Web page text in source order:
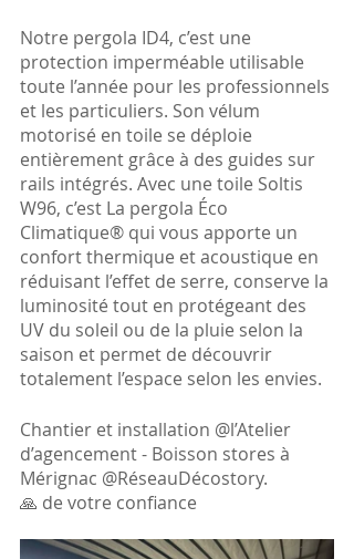
Notre pergola ID4, c’est une
protection imperméable utilisable
toute l’année pour les professionnels
et les particuliers. Son vélum
motorisé en toile se déploie
entièrement grâce à des guides sur
rails intégrés. Avec une toile Soltis
W96, c’est La pergola Éco
Climatique® qui vous apporte un
confort thermique et acoustique en
réduisant l’effet de serre, conserve la
luminosité tout en protégeant des
UV du soleil ou de la pluie selon la
saison et permet de découvrir
totalement l’espace selon les envies.
Chantier et installation @l’Atelier
d’agencement - Boisson stores à
Mérignac @RéseauDécostory.
🙏 de votre confiance